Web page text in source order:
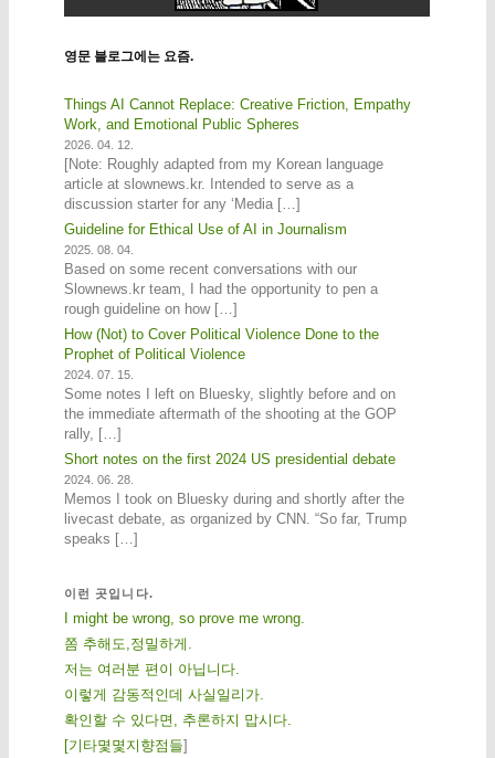
영문 블로그에는 요즘.
Things AI Cannot Replace: Creative Friction, Empathy
Work, and Emotional Public Spheres
2026. 04. 12.
[Note: Roughly adapted from my Korean language
article at slownews.kr. Intended to serve as a
discussion starter for any ‘Media […]
Guideline for Ethical Use of AI in Journalism
2025. 08. 04.
Based on some recent conversations with our
Slownews.kr team, I had the opportunity to pen a
rough guideline on how […]
How (Not) to Cover Political Violence Done to the
Prophet of Political Violence
2024. 07. 15.
Some notes I left on Bluesky, slightly before and on
the immediate aftermath of the shooting at the GOP
rally, […]
Short notes on the first 2024 US presidential debate
2024. 06. 28.
Memos I took on Bluesky during and shortly after the
livecast debate, as organized by CNN. “So far, Trump
speaks […]
이런 곳입니다.
I might be wrong, so prove me wrong.
쫌 추해도,정밀하게.
저는 여러분 편이 아닙니다.
이렇게 감동적인데 사실일리가.
확인할 수 있다면, 추론하지 맙시다.
[기 타몇 몇 지 향점 들]